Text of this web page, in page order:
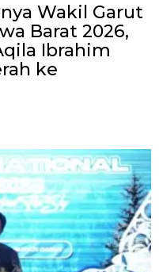
Wakil Garut
Barat 2026,
Ibrahim
ke